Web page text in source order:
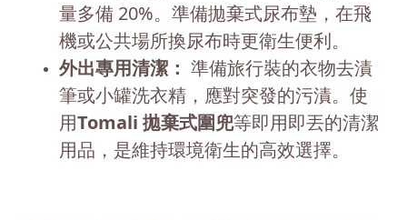
量多備 20%。準備拋棄式尿布墊，在飛
機或公共場所換尿布時更衛生便利。
外出專用清潔： 準備旅行裝的衣物去漬
筆或小罐洗衣精，應對突發的污漬。使
用Tomali 拋棄式圍兜等即用即丟的清潔
用品，是維持環境衛生的高效選擇。